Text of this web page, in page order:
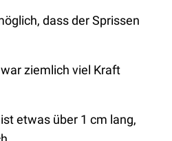
dass der Sprissen
ziemlich viel Kraft
etwas über 1 cm lang,